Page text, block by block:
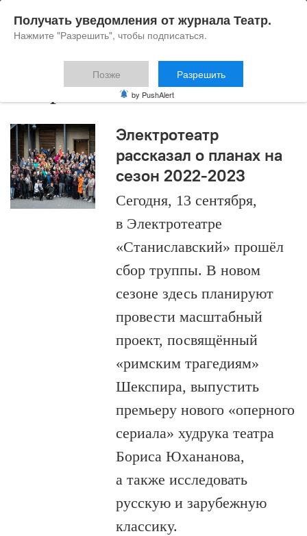
Игорь Лысов
Электротеатр
рассказал о планах на
сезон 2022-2023
Сегодня, 13 сентября,
в Электротеатре
«Станиславский» прошёл
сбор труппы. В новом
сезоне здесь планируют
провести масштабный
проект, посвящённый
«римским трагедиям»
Шекспира, выпустить
премьеру нового «оперного
сериала» худрука театра
Бориса Юхананова,
а также исследовать
русскую и зарубежную
классику.
Получать уведомления от журнала Театр.
Нажмите "Разрешить", чтобы подписаться.
Позже Разрешить
by PushAlert